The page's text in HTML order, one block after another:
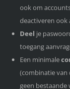
ook om
deactiveren ook
Deel je
toegang
Een minimale
(combinatie van
geen bestaande